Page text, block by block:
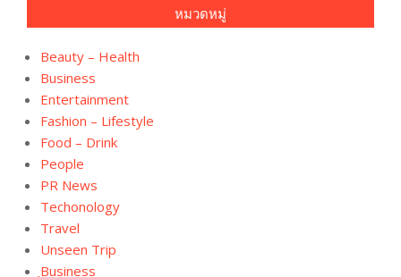
หมวดหมู่
Beauty – Health
Business
Entertainment
Fashion – Lifestyle
Food – Drink
People
PR News
Techonology
Travel
Unseen Trip
ฺBusiness